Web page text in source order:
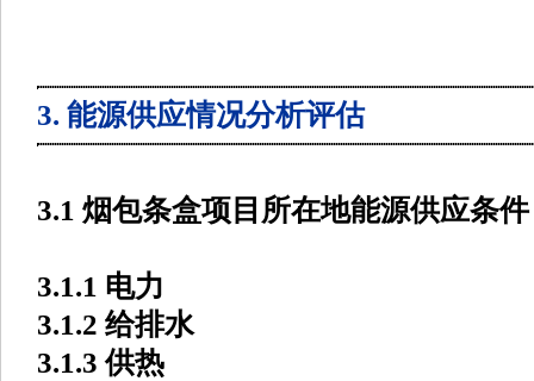
3. 能源供应情况分析评估
3.1 烟包条盒项目所在地能源供应条件
3.1.1 电力
3.1.2 给排水
3.1.3 供热